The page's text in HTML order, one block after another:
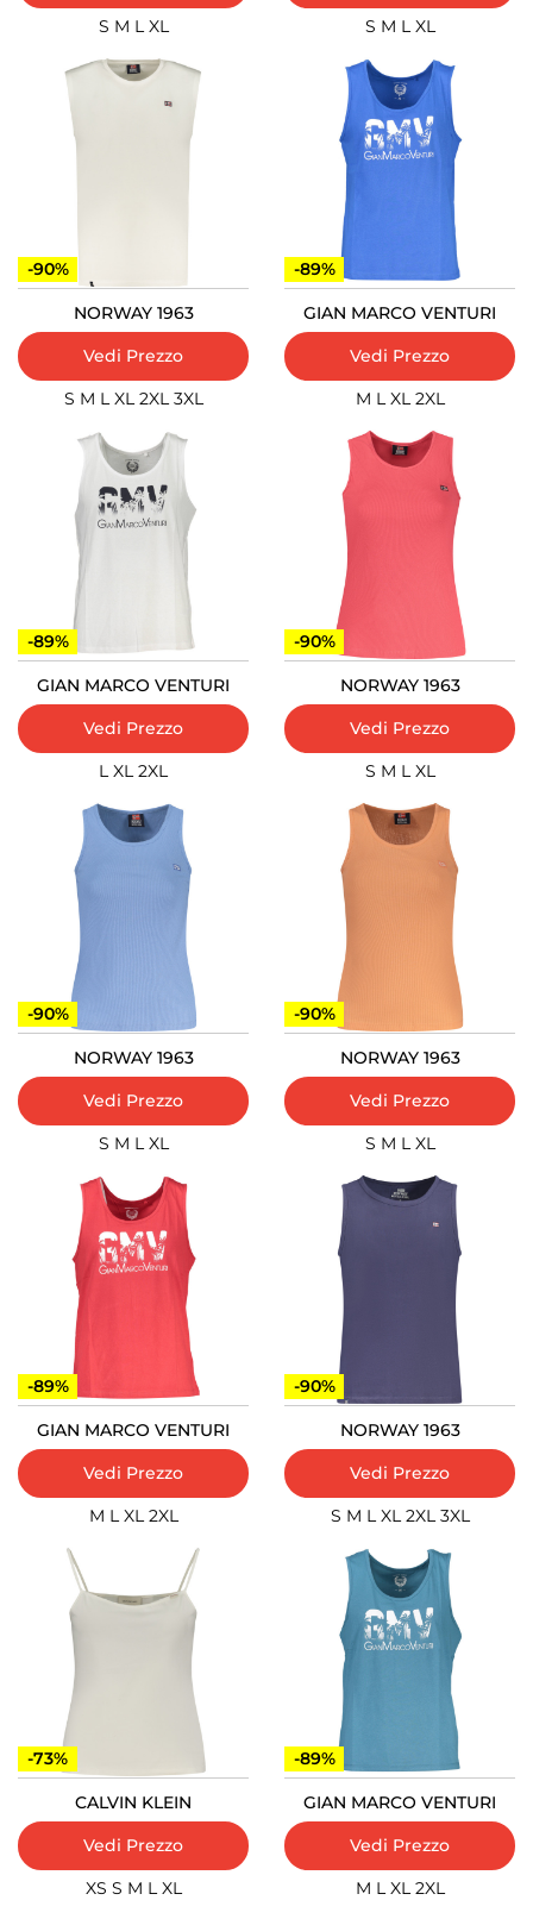
S M L XL S M L XL
-90%
NORWAY 1963
Vedi Prezzo
S M L XL 2XL 3XL
-89%
GIAN MARCO VENTURI
Vedi Prezzo
M L XL 2XL
-89%
GIAN MARCO VENTURI
Vedi Prezzo
L XL 2XL
-90%
NORWAY 1963
Vedi Prezzo
S M L XL
-90%
NORWAY 1963
Vedi Prezzo
S M L XL
-90%
NORWAY 1963
Vedi Prezzo
S M L XL
-89%
GIAN MARCO VENTURI
Vedi Prezzo
M L XL 2XL
-90%
NORWAY 1963
Vedi Prezzo
S M L XL 2XL 3XL
-73%
CALVIN KLEIN
Vedi Prezzo
XS S M L XL
-89%
GIAN MARCO VENTURI
Vedi Prezzo
M L XL 2XL